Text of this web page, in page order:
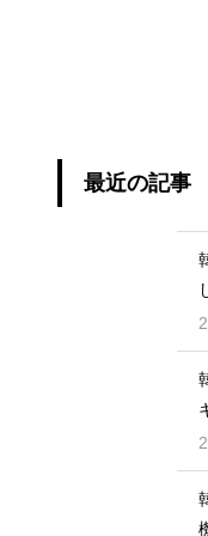
最近の記事